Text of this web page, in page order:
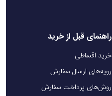
راهنمای قبل از خرید
خرید اقساطی
رویه‌های ارسال سفارش
روش‌های پرداخت سفارش